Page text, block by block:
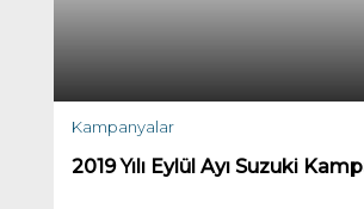
Kampanyalar
2019 Yılı Eylül Ayı Suzuki